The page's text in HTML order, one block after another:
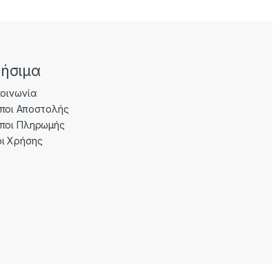
Αποστολής
Πληρωμής
Χρήσης